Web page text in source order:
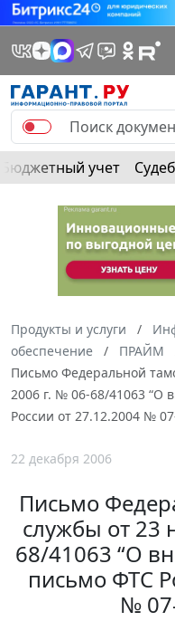
Бюджетный учет
Продукты и услуги
обеспечение
ПРАЙМ
Письмо Федеральной
2006 г. № 06-68/41063 “О
России от 27.12.2004 №
22 декабря 2006
Письмо
службы от 23
68/41063 “О
письмо ФТС
№